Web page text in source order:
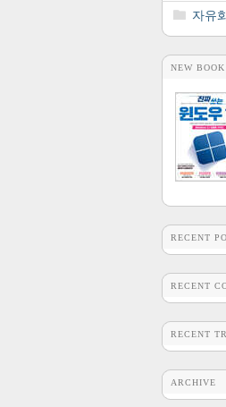
자유
NEW BOOK
RECENT
RECENT
RECENT
ARCHIVE